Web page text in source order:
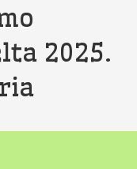
2025.